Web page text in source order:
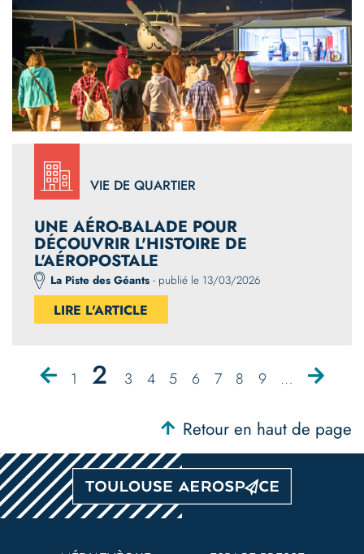
VIE DE QUARTIER
UNE AÉRO-BALADE POUR
DÉCOUVRIR L'HISTOIRE DE
L'AÉROPOSTALE
La Piste des Géants - publié le 13/03/2026
LIRE L'ARTICLE
Pagination
Page
précédente
Page
1
Page
2 Page
3 Page
4 Page
5 Page
6 Page
7 Page
8 Page
9 …
Page
suivante
Retour en haut de page